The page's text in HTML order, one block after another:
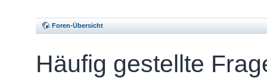
Foren-Übersicht
Häufig gestellte